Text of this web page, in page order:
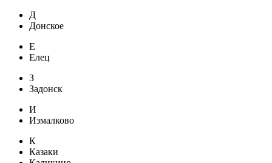
Д
Донское
Е
Елец
З
Задонск
И
Измалково
К
Казаки